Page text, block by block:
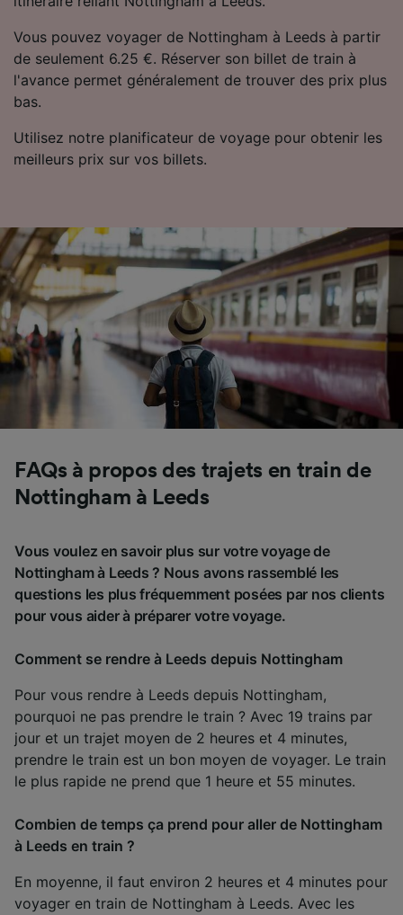
Vous pouvez voyager de Nottingham à Leeds à partir
de seulement 6.25 €. Réserver son billet de train à
l'avance permet généralement de trouver des prix plus
bas.
Utilisez notre planificateur de voyage pour obtenir les
meilleurs prix sur vos billets.
FAQs à propos des trajets en train de
Nottingham à Leeds
Vous voulez en savoir plus sur votre voyage de
Nottingham à Leeds ? Nous avons rassemblé les
questions les plus fréquemment posées par nos clients
pour vous aider à préparer votre voyage.
Comment se rendre à Leeds depuis Nottingham
Pour vous rendre à Leeds depuis Nottingham,
pourquoi ne pas prendre le train ? Avec 19 trains par
jour et un trajet moyen de 2 heures et 4 minutes,
prendre le train est un bon moyen de voyager. Le train
le plus rapide ne prend que 1 heure et 55 minutes.
Combien de temps ça prend pour aller de Nottingham
à Leeds en train ?
En moyenne, il faut environ 2 heures et 4 minutes pour
voyager en train de Nottingham à Leeds. Avec les